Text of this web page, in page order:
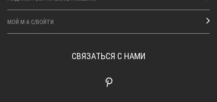
МОЙ M·A·C/ВОЙТИ
СВЯЗАТЬСЯ С НАМИ